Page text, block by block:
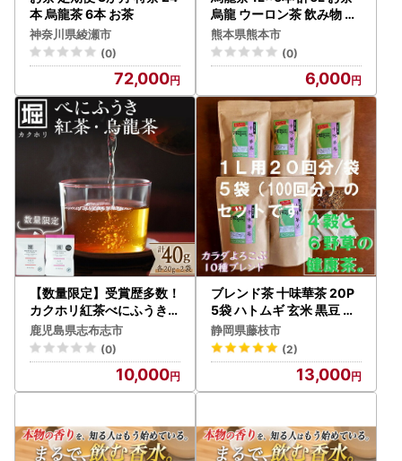
本 烏龍茶 6本 お茶
神奈川県綾瀬市
(0)
72,000
烏龍 ウーロン茶 飲み物 飲
料 ドリンク
熊本県熊本市
(0)
6,000
【数量限定】受賞歴多数！
カクホリ紅茶べにふうき・
カクホリ烏龍茶べにふうき
(各20g×1袋・計40g) a0
-340
鹿児島県志布志市
(0)
10,000
ブレンド茶 十味華茶 20P
5袋 ハトムギ 玄米 黒豆 烏
龍茶 静岡県 藤枝市 お茶
静岡県藤枝市
(2)
13,000